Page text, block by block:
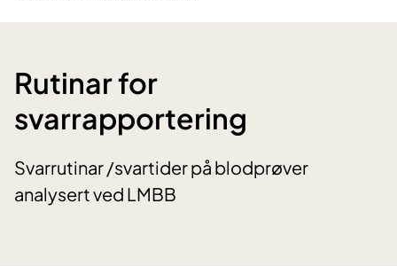
Rutinar for
svarrapportering
Svarrutinar /svartider på blodprøver
analysert ved LMBB